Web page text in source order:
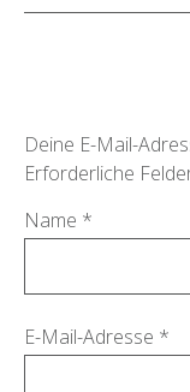
Deine E-Mail-
Erforderliche
Name *
E-Mail-Adresse *